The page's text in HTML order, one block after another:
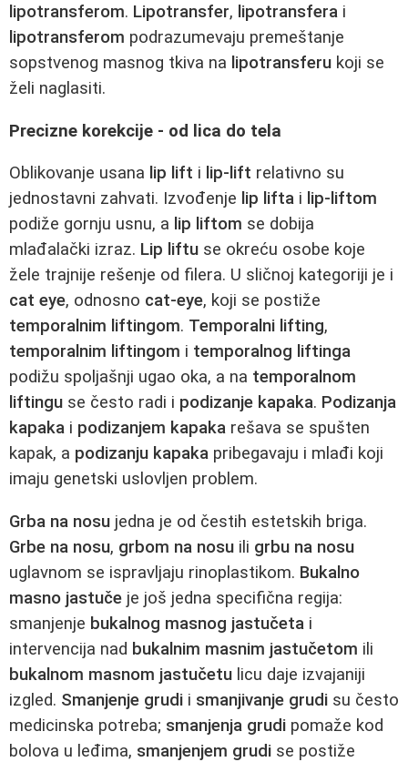
lipotransferom. Lipotransfer, lipotransfera i
lipotransferom podrazumevaju premeštanje
sopstvenog masnog tkiva na lipotransferu koji se
želi naglasiti.
Precizne korekcije - od lica do tela
Oblikovanje usana lip lift i lip-lift relativno su
jednostavni zahvati. Izvođenje lip lifta i lip-liftom
podiže gornju usnu, a lip liftom se dobija
mlađalački izraz. Lip liftu se okreću osobe koje
žele trajnije rešenje od filera. U sličnoj kategoriji je i
cat eye, odnosno cat-eye, koji se postiže
temporalnim liftingom. Temporalni lifting,
temporalnim liftingom i temporalnog liftinga
podižu spoljašnji ugao oka, a na temporalnom
liftingu se često radi i podizanje kapaka. Podizanja
kapaka i podizanjem kapaka rešava se spušten
kapak, a podizanju kapaka pribegavaju i mlađi koji
imaju genetski uslovljen problem.
Grba na nosu jedna je od čestih estetskih briga.
Grbe na nosu, grbom na nosu ili grbu na nosu
uglavnom se ispravljaju rinoplastikom. Bukalno
masno jastuče je još jedna specifična regija:
smanjenje bukalnog masnog jastučeta i
intervencija nad bukalnim masnim jastučetom ili
bukalnom masnom jastučetu licu daje izvajaniji
izgled. Smanjenje grudi i smanjivanje grudi su često
medicinska potreba; smanjenja grudi pomaže kod
bolova u leđima, smanjenjem grudi se postiže